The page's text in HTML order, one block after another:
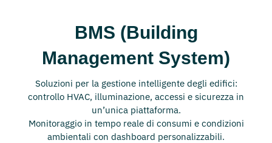
BMS (Building
Management System)
Soluzioni per la gestione intelligente degli edifici:
controllo HVAC, illuminazione, accessi e sicurezza in
un’unica piattaforma.
Monitoraggio in tempo reale di consumi e condizioni
ambientali con dashboard personalizzabili.